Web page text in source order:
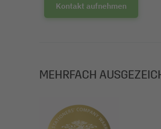
Kontakt aufnehmen
MEHRFACH